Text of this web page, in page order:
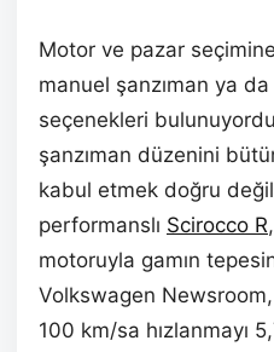
Motor ve pazar
manuel şanzıman ya
seçenekleri
şanzıman düzenini
kabul etmek doğru
performanslı Scirocco R
motoruyla gamın
Volkswagen
100 km/sa hızlanmayı